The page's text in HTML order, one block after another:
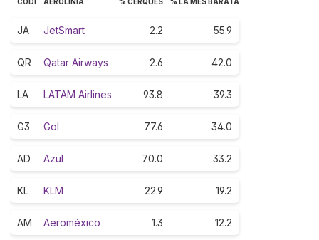
JA JetSmart 2.2 55.9
QR Qatar Airways 2.6 42.0
LA LATAM Airlines 93.8 39.3
G3 Gol 77.6 34.0
AD Azul 70.0 33.2
KL KLM 22.9 19.2
AM Aeroméxico 1.3 12.2